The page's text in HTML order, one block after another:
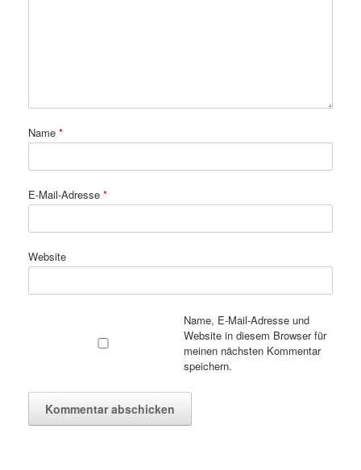
Name *
E-Mail-Adresse *
Website
Name, E-Mail-Adresse und
Website in diesem Browser für
meinen nächsten Kommentar
speichern.